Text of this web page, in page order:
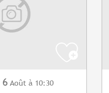
6 Août à 10:30